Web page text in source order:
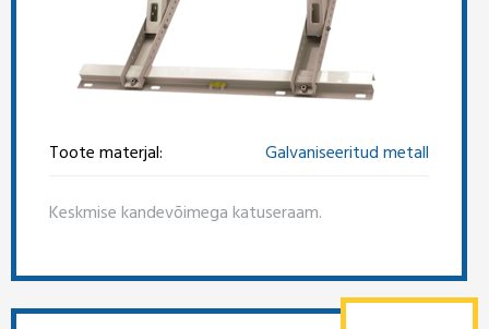
Toote materjal: Galvaniseeritud metall
Keskmise kandevõimega katuseraam.